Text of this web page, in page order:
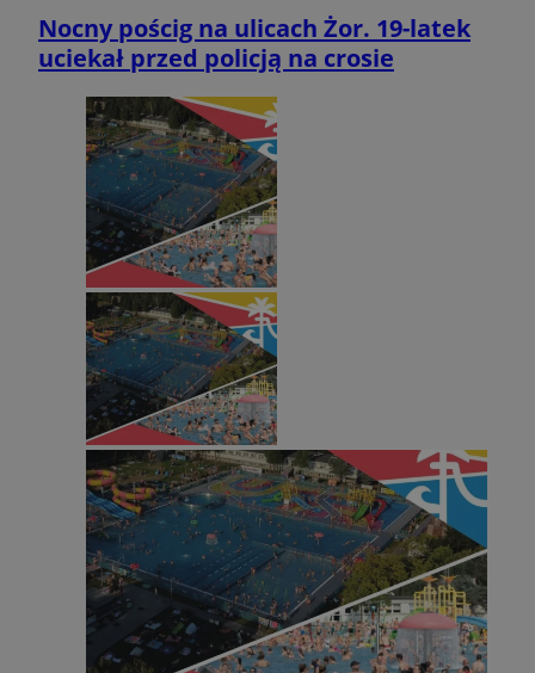
Nocny pościg na ulicach Żor. 19-latek
uciekał przed policją na crosie